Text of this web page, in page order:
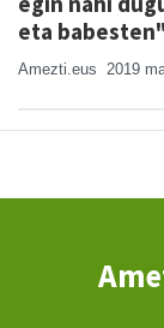
eta babesten"
Amezti.eus 2019